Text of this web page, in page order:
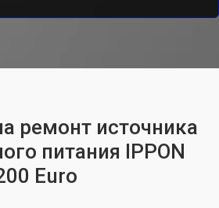
ремонт источника
питания IPPON
Euro